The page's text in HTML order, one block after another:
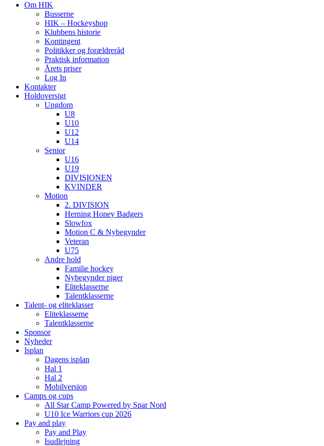
Om HIK
Busserne
HIK – Hockeyshop
Klubbens historie
Kontingent
Politikker og forældreråd
Praktisk information
Årets priser
Log In
Kontakter
Holdoversigt
Ungdom
U8
U10
U12
U14
Senior
U16
U19
DIVISIONEN
KVINDER
Motion
2. DIVISION
Herning Honey Badgers
Slowfox
Motion C & Nybegynder
Veteran
U75
Andre hold
Familie hockey
Nybegynder piger
Eliteklasserne
Talentklasserne
Talent- og eliteklasser
Eliteklasserne
Talentklasserne
Sponsor
Nyheder
Isplan
Dagens isplan
Hal 1
Hal 2
Mobilversion
Camps og cups
All Star Camp Powered by Spar Nord
U10 Ice Warriors cup 2026
Pay and play
Pay and Play
Isudlejning